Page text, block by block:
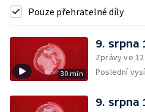
Pouze přehratelné díly
30 min
9. srpna
Zprávy ve 12
Poslední
9. srpna